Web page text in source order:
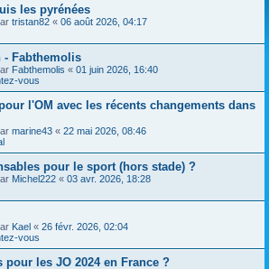
les pyrénées
tristan82 « 06 août 2026, 04:17
- Fabthemolis
Fabthemolis « 01 juin 2026, 16:40
vous
l'OM avec les récents changements dans
marine43 « 22 mai 2026, 08:46
pour le sport (hors stade) ?
Michel222 « 03 avr. 2026, 18:28
Kael « 26 févr. 2026, 02:04
vous
pour les JO 2024 en France ?